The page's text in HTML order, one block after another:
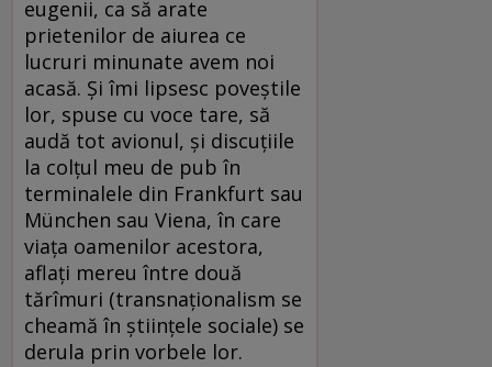
eugenii, ca să arate
prietenilor de aiurea ce
lucruri minunate avem noi
acasă. Și îmi lipsesc poveștile
lor, spuse cu voce tare, să
audă tot avionul, și discuțiile
la colțul meu de pub în
terminalele din Frankfurt sau
München sau Viena, în care
viața oamenilor acestora,
aflați mereu între două
tărîmuri (transnaționalism se
cheamă în științele sociale) se
derula prin vorbele lor.